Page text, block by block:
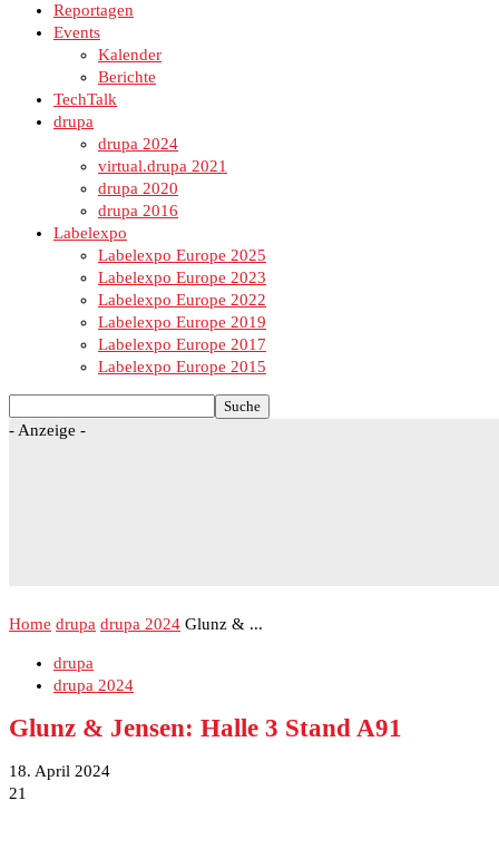
Reportagen
Events
Kalender
Berichte
TechTalk
drupa
drupa 2024
virtual.drupa 2021
drupa 2020
drupa 2016
Labelexpo
Labelexpo Europe 2025
Labelexpo Europe 2023
Labelexpo Europe 2022
Labelexpo Europe 2019
Labelexpo Europe 2017
Labelexpo Europe 2015
- Anzeige -
Home drupa drupa 2024 Glunz & ...
drupa
drupa 2024
Glunz & Jensen: Halle 3 Stand A91
18. April 2024
21